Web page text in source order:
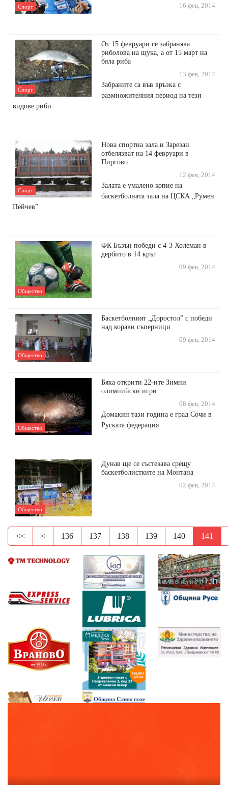
Спорт 16 фев, 2014
Спорт
От 15 февруари се забранява
риболова на щука, а от 15 март на
бяла риба
13 фев, 2014
Забраните са във връзка с
размножителния период на тези
видове риби
Спорт
Нова спортна зала и Зарезан
отбелязват на 14 февруари в
Пиргово
12 фев, 2014
Залата е умалено копие на
баскетболната зала на ЦСКА „Румен
Пейчев”
Общество
ФК Бъзън победи с 4-3 Холеман в
дербито в 14 кръг
09 фев, 2014
Общество
Баскетболният „Доростол” с победи
над корави съперници
09 фев, 2014
Общество
Бяха открити 22-ите Зимни
олимпийски игри
08 фев, 2014
Домакин тази година е град Сочи в
Руската федерация
Общество
Дунав ще се състезава срещу
баскетболистките на Монтана
02 фев, 2014
<< < 136 137 138 139 140 141